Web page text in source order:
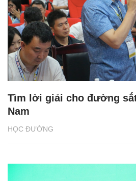
HỌC ĐƯỜNG
Tìm lời giải cho đường
Nam